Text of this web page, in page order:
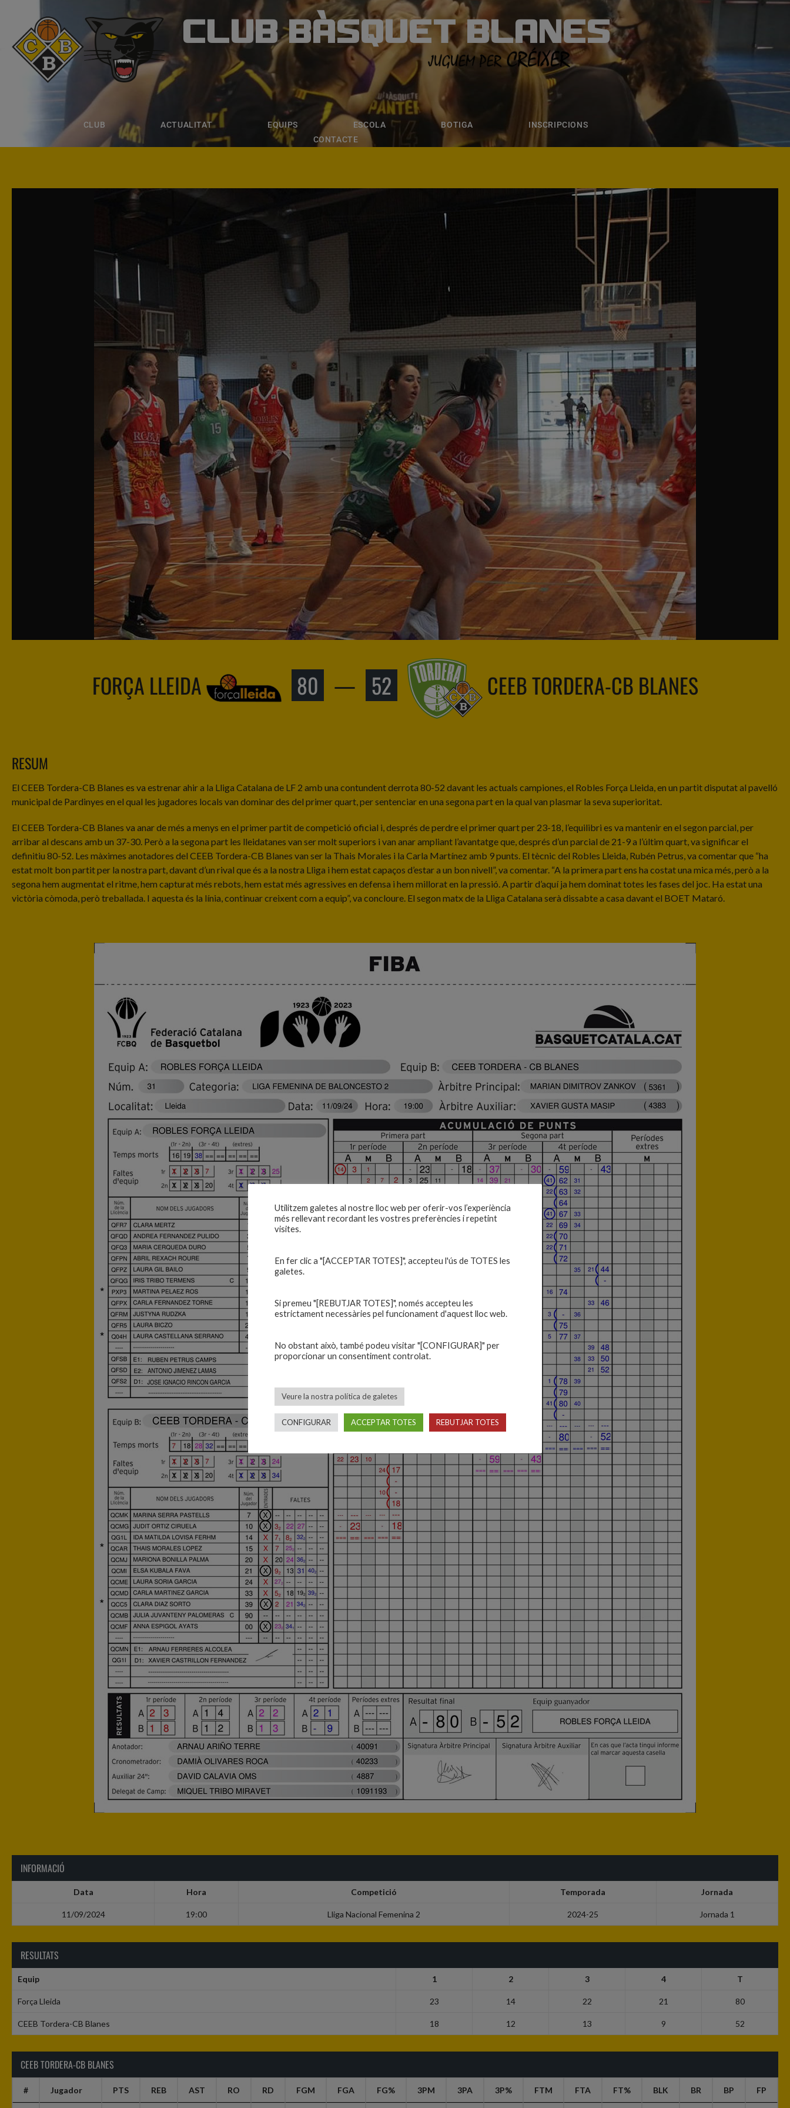
CLUB BÀSQUET BLANES
CLUB ACTUALITAT EQUIPS ESCOLA BOTIGA
INSCRIPCIONS
CONTACTE
CLUB BÀSQUET BLANES
ACTUALITAT ESCOLA BOTIGA INSCRIPCIONS
FORÇA LLEIDA 80 — 52 CEEB TORDERA-CB BLANES
RESUM
El CEEB Tordera-CB Blanes es va estrenar ahir a la Lliga Catalana de LF 2 amb una contundent derrota 80-52 davant les actuals campiones, el Robles Força Lleida, en un partit disputat al pavelló
municipal de Pardinyes en el qual les jugadores locals van dominar des del primer quart, per sentenciar en una segona part en la qual van plasmar la seva superioritat.
El CEEB Tordera-CB Blanes va anar de més a menys en el primer partit de competició oficial i, després de perdre el primer quart per 23-18, l’equilibri es va mantenir en el segon parcial, per
arribar al descans amb un 37-30. Però a la segona part les lleidatanes van ser molt superiors i van anar ampliant l’avantatge que, després d’un parcial de 21-9 a l’últim quart, va significar el
definitiu 80-52. Les màximes anotadores del CEEB Tordera-CB Blanes van ser la Thais Morales i la Carla Martínez amb 9 punts. El tècnic del Robles Lleida, Rubén Petrus, va comentar que “ha
estat molt bon partit per la nostra part, davant d’un rival que és a la nostra Lliga i hem estat capaços d’estar a un bon nivell”, va comentar. “A la primera part ens ha costat una mica més, però a la
segona hem augmentat el ritme, hem capturat més rebots, hem estat més agressives en defensa i hem millorat en la pressió. A partir d’aquí ja hem dominat totes les fases del joc. Ha estat una
victòria còmoda, però treballada. I aquesta és la línia, continuar creixent com a equip”, va concloure. El segon matx de la Lliga Catalana serà dissabte a casa davant el BOET Mataró.
INFORMACIÓ
Data Hora Competició Temporada Jornada
11/09/2024 19:00 Lliga Nacional Femenina 2 2024-25 Jornada 1
RESULTATS
Equip 1 2 3 4 T
Força Lleida 23 14 22 21 80
CEEB Tordera-CB Blanes 18 12 13 9 52
CEEB TORDERA-CB BLANES
# Jugador PTS REB AST RO RD FGM FGA FG% 3PM 3PA 3P% FTM FTA FT% BLK BR BP FP
Utilitzem galetes al nostre lloc web per oferir-vos l’experiència
més rellevant recordant les vostres preferències i repetint
visites.
En fer clic a "[ACCEPTAR TOTES]", accepteu l'ús de TOTES les
galetes.
Si premeu "[REBUTJAR TOTES]", només accepteu les
estrictament necessàries pel funcionament d'aquest lloc web.
No obstant això, també podeu visitar "[CONFIGURAR]" per
proporcionar un consentiment controlat.
Veure la nostra política de galetes
CONFIGURAR ACCEPTAR TOTES REBUTJAR TOTES